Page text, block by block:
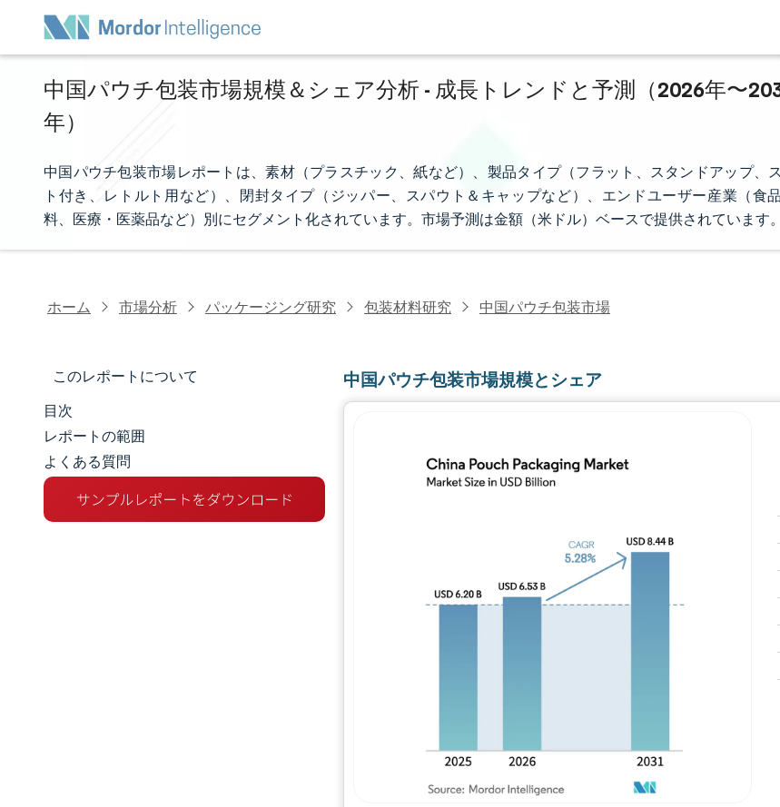
中国パウチ包装市場規模＆シェア分析 - 成長トレンドと予測（2026年〜
年）
中国パウチ包装市場レポートは、素材（プラスチック、紙など）、製品タイプ（フラット、スタンドアップ、
ト付き、レトルト用など）、閉封タイプ（ジッパー、スパウト＆キャップなど）、エンドユーザー産業（食
料、医療・医薬品など）別にセグメント化されています。市場予測は金額（米ドル）ベースで提供されています。
ホーム 市場分析 パッケージング研究 包装材料研究 中国パウチ包装市場
このレポートについて
市場規模とシェア
市場分析
トレンドとインサイト
目次
レポートの範囲
よくある質問
中国パウチ包装市場規模とシェア
画像 © Mordor Intelligence。再利用にはCC BY